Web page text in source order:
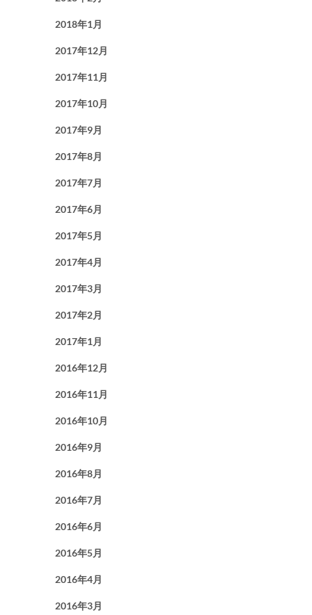
2018年1月
2017年12月
2017年11月
2017年10月
2017年9月
2017年8月
2017年7月
2017年6月
2017年5月
2017年4月
2017年3月
2017年2月
2017年1月
2016年12月
2016年11月
2016年10月
2016年9月
2016年8月
2016年7月
2016年6月
2016年5月
2016年4月
2016年3月